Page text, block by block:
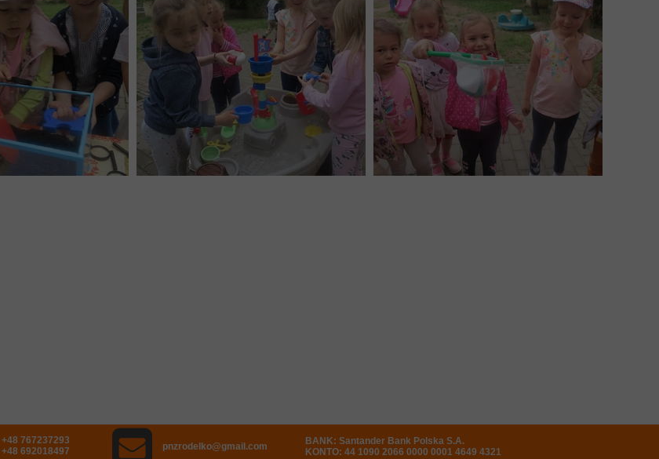
BANK: Santander Bank Polska S.A.
KONTO: 44 1090 2066 0000 0001 4649 4321
+48 767237293
+48 692018497
pnzrodelko@gmail.com